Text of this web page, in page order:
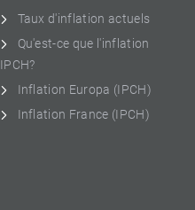
Taux d'inflation actuels
Qu'est-ce que l'inflation
IPCH?
Inflation Europa (IPCH)
Inflation France (IPCH)